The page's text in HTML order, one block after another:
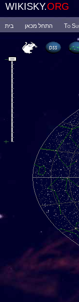
WIKISKY.ORG
בית התחל מכאן To